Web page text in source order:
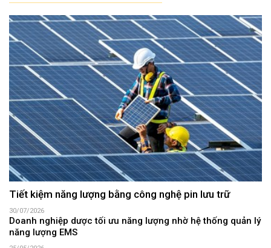
Tiết kiệm năng lượng bằng công nghệ pin lưu trữ
30/07/2026
Doanh nghiệp dược tối ưu năng lượng nhờ hệ thống quản lý
năng lượng EMS